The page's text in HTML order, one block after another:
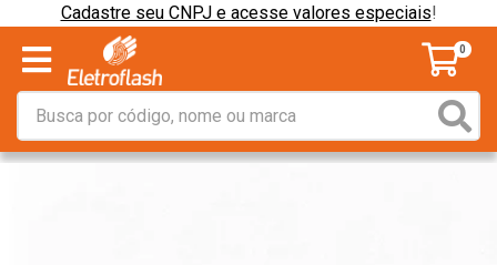
Cadastre seu CNPJ e acesse valores especiais!
0